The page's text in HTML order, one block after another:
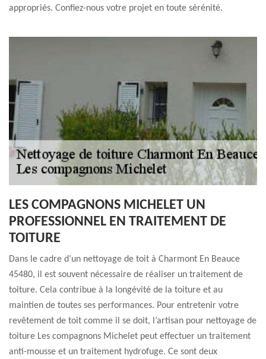
appropriés. Confiez-nous votre projet en toute sérénité.
LES COMPAGNONS MICHELET UN
PROFESSIONNEL EN TRAITEMENT DE
TOITURE
Dans le cadre d’un nettoyage de toit à Charmont En Beauce
45480, il est souvent nécessaire de réaliser un traitement de
toiture. Cela contribue à la longévité de la toiture et au
maintien de toutes ses performances. Pour entretenir votre
revêtement de toit comme il se doit, l’artisan pour nettoyage de
toiture Les compagnons Michelet peut effectuer un traitement
anti-mousse et un traitement hydrofuge. Ce sont deux